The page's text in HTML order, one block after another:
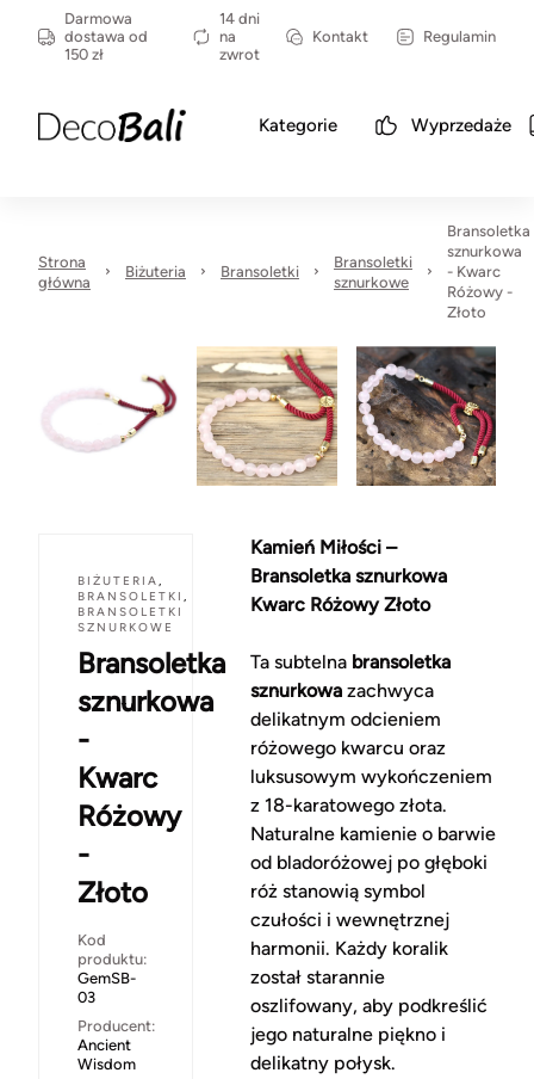
Darmowa
dostawa od
150 zł
14 dni
na
zwrot
Kontakt Regulamin
Kategorie Wyprzedaże
Strona
główna
Biżuteria Bransoletki
Bransoletki
sznurkowe
Bransoletka
sznurkowa
- Kwarc
Różowy -
Złoto
BIŻUTERIA,
BRANSOLETKI ,
BRANSOLETKI
SZNURKOWE
Bransoletka
sznurkowa
-
Kwarc
Różowy
-
Złoto
Kod
produktu:
GemSB-
03
Producent:
Ancient
Wisdom
Kamień Miłości –
Bransoletka sznurkowa
Kwarc Różowy Złoto
Ta subtelna bransoletka
sznurkowazachwyca
delikatnym odcieniem
różowego kwarcu oraz
luksusowym wykończeniem
z 18-karatowego złota.
Naturalne kamienie o barwie
od bladoróżowej po głęboki
róż stanowią symbol
czułości i wewnętrznej
harmonii. Każdy koralik
został starannie
oszlifowany, aby podkreślić
jego naturalne piękno i
delikatny połysk.